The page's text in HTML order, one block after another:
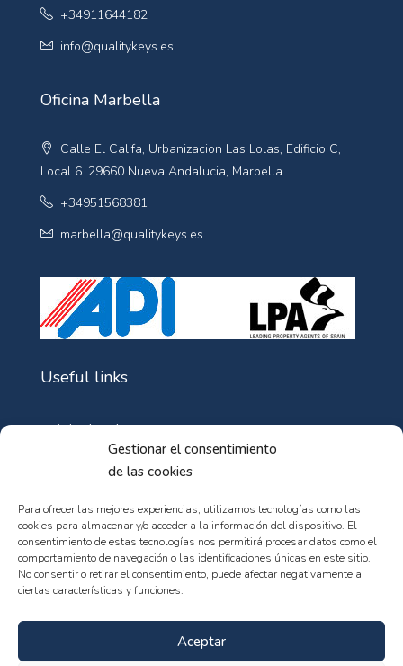
Gestionar el consentimiento
de las cookies
Para ofrecer las mejores experiencias, utilizamos tecnologías como las
cookies para almacenar y/o acceder a la información del dispositivo. El
consentimiento de estas tecnologías nos permitirá procesar datos como el
comportamiento de navegación o las identificaciones únicas en este sitio.
No consentir o retirar el consentimiento, puede afectar negativamente a
ciertas características y funciones.
Aceptar
+34911644182
info@qualitykeys.es
Oficina Marbella
Calle El Califa, Urbanizacion Las Lolas, Edificio C,
Local 6. 29660 Nueva Andalucia, Marbella
+34951568381
marbella@qualitykeys.es
Useful links
Aviso Legal
Política de Cookies